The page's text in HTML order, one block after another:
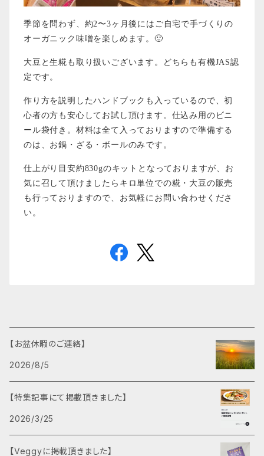
季節を問わず、約2〜3ヶ月後にはご自宅で手づくりの
オーガニック味噌を楽しめます。🙂
大豆と生糀も取り扱いございます。どちらも有機JAS認
定です。
作り方を説明したハンドブックも入っているので、初
心者の方も安心してお試し頂けます。仕込み用のビニ
ール袋付き。材料は全て入っておりますので準備する
のは、お鍋・ざる・ボールのみです。
仕上がり目安約830gのキットとなっておりますが、お
気に召して頂けましたらキロ単位での糀・大豆の販売
も行っておりますので、お気軽にお問い合わせくださ
い。
【お盆休暇のご連絡】
2026/8/5
【特集記事にて掲載頂きました】
2026/3/25
【Veggyに掲載頂きました】